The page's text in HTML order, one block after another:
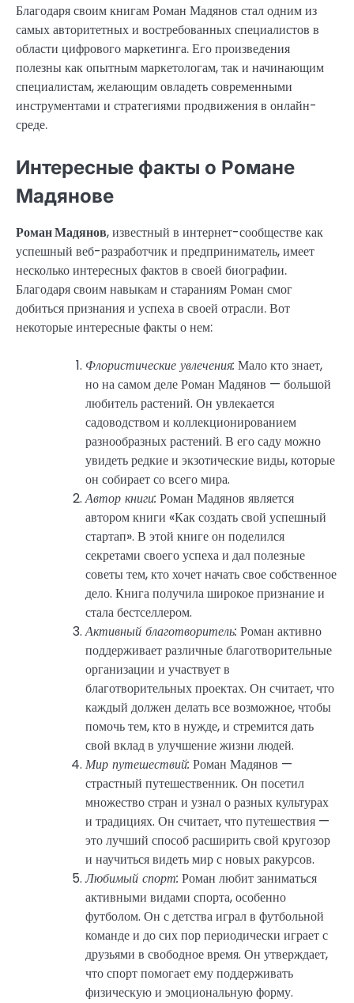
Благодаря своим книгам Роман Мадянов стал одним из
самых авторитетных и востребованных специалистов в
области цифрового маркетинга. Его произведения
полезны как опытным маркетологам, так и начинающим
специалистам, желающим овладеть современными
инструментами и стратегиями продвижения в онлайн-
среде.
Интересные факты о Романе
Мадянове
Роман Мадянов, известный в интернет-сообществе как
успешный веб-разработчик и предприниматель, имеет
несколько интересных фактов в своей биографии.
Благодаря своим навыкам и стараниям Роман смог
добиться признания и успеха в своей отрасли. Вот
некоторые интересные факты о нем:
Флористические увлечения: Мало кто знает,
но на самом деле Роман Мадянов — большой
любитель растений. Он увлекается
садоводством и коллекционированием
разнообразных растений. В его саду можно
увидеть редкие и экзотические виды, которые
он собирает со всего мира.
Автор книги: Роман Мадянов является
автором книги «Как создать свой успешный
стартап». В этой книге он поделился
секретами своего успеха и дал полезные
советы тем, кто хочет начать свое собственное
дело. Книга получила широкое признание и
стала бестселлером.
Активный благотворитель: Роман активно
поддерживает различные благотворительные
организации и участвует в
благотворительных проектах. Он считает, что
каждый должен делать все возможное, чтобы
помочь тем, кто в нужде, и стремится дать
свой вклад в улучшение жизни людей.
Мир путешествий: Роман Мадянов —
страстный путешественник. Он посетил
множество стран и узнал о разных культурах
и традициях. Он считает, что путешествия —
это лучший способ расширить свой кругозор
и научиться видеть мир с новых ракурсов.
Любимый спорт: Роман любит заниматься
активными видами спорта, особенно
футболом. Он с детства играл в футбольной
команде и до сих пор периодически играет с
друзьями в свободное время. Он утверждает,
что спорт помогает ему поддерживать
физическую и эмоциональную форму.